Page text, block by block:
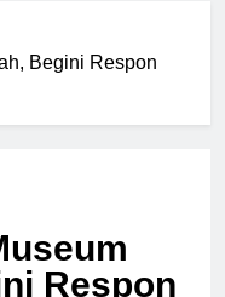
Begini Respon
Respon